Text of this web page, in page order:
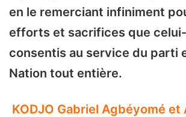
en le remerciant infiniment
efforts et sacrifices que
consentis au service du parti
Nation tout entière.
KODJO Gabriel Agbéyomé et